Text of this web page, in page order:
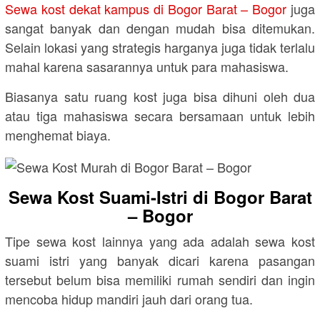
Sewa kost dekat kampus di Bogor Barat – Bogor juga
sangat banyak dan dengan mudah bisa ditemukan.
Selain lokasi yang strategis harganya juga tidak terlalu
mahal karena sasarannya untuk para mahasiswa.
Biasanya satu ruang kost juga bisa dihuni oleh dua
atau tiga mahasiswa secara bersamaan untuk lebih
menghemat biaya.
Sewa Kost Suami-Istri di Bogor Barat
– Bogor
Tipe sewa kost lainnya yang ada adalah sewa kost
suami istri yang banyak dicari karena pasangan
tersebut belum bisa memiliki rumah sendiri dan ingin
mencoba hidup mandiri jauh dari orang tua.